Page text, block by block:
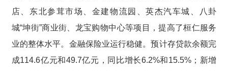
店、东北参茸市场、金建物流园、英杰汽车城、八卦
城“坤街”商业街、龙宝购物中心等项目，提高了桓仁服务
业的整体水平。金融保险业运行稳健。预计存贷款余额完
成114.6亿元和49.7亿元，同比增长6.2%和15.5%；新增